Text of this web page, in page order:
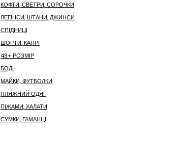
КОФТИ, СВЕТРИ, СОРОЧКИ
ЛЕГІНСИ, ШТАНИ, ДЖИНСИ
СПІДНИЦІ
ШОРТИ, КАПРІ
48+ РОЗМІР
БОДІ
МАЙКИ, ФУТБОЛКИ
ПЛЯЖНИЙ ОДЯГ
ПІЖАМИ, ХАЛАТИ
СУМКИ, ГАМАНЦІ